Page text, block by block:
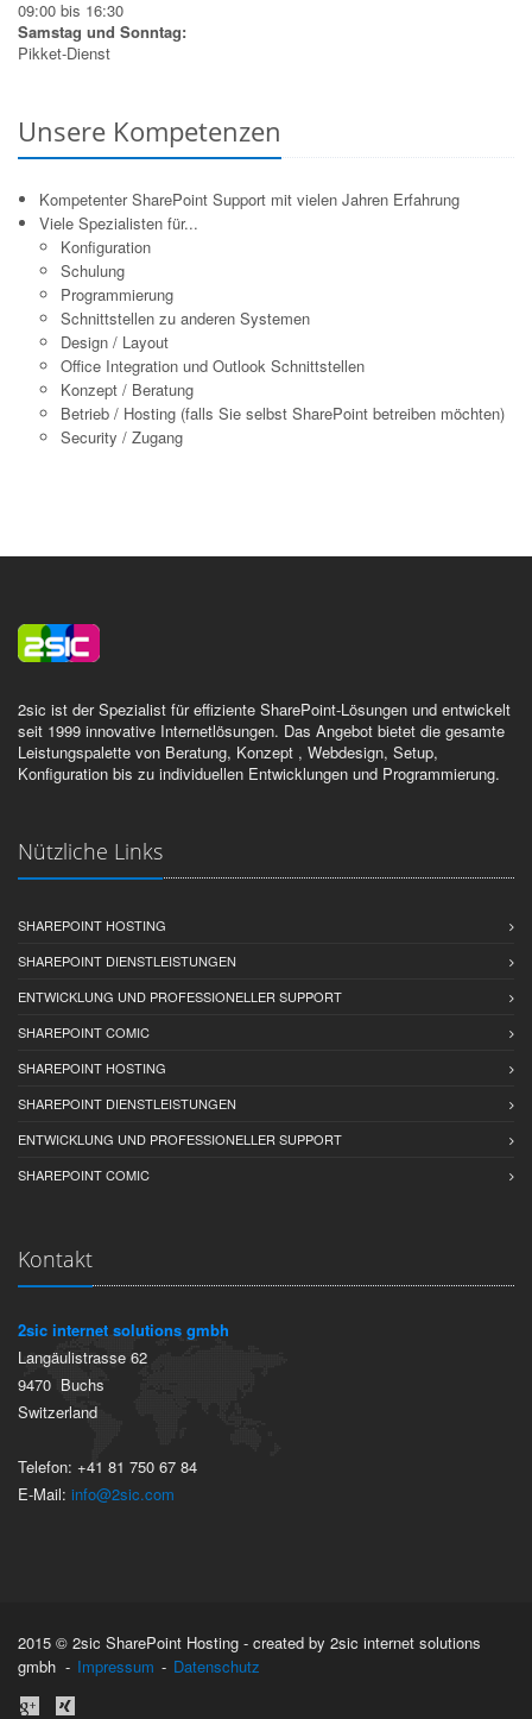
09:00 bis 16:30
Samstag und Sonntag:
Pikket-Dienst
Unsere Kompetenzen
Kompetenter SharePoint Support mit vielen Jahren Erfahrung
Viele Spezialisten für...
Konfiguration
Schulung
Programmierung
Schnittstellen zu anderen Systemen
Design / Layout
Office Integration und Outlook Schnittstellen
Konzept / Beratung
Betrieb / Hosting (falls Sie selbst SharePoint betreiben möchten)
Security / Zugang
2sic ist der Spezialist für effiziente SharePoint-Lösungen und entwickelt
seit 1999 innovative Internetlösungen. Das Angebot bietet die gesamte
Leistungspalette von Beratung, Konzept , Webdesign, Setup,
Konfiguration bis zu individuellen Entwicklungen und Programmierung.
Nützliche Links
SHAREPOINT HOSTING
SHAREPOINT DIENSTLEISTUNGEN
ENTWICKLUNG UND PROFESSIONELLER SUPPORT
SHAREPOINT COMIC
SHAREPOINT HOSTING
SHAREPOINT DIENSTLEISTUNGEN
ENTWICKLUNG UND PROFESSIONELLER SUPPORT
SHAREPOINT COMIC
Kontakt
2sic internet solutions gmbh
Langäulistrasse 62
9470 Buchs
Switzerland
Telefon: +41 81 750 67 84
E-Mail: info@2sic.com
2015 © 2sic SharePoint Hosting - created by 2sic internet solutions
gmbh - Impressum - Datenschutz